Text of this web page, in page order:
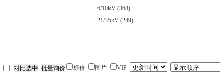
6/10kV (368)
21/35kV (249)
标价 图片 VIP